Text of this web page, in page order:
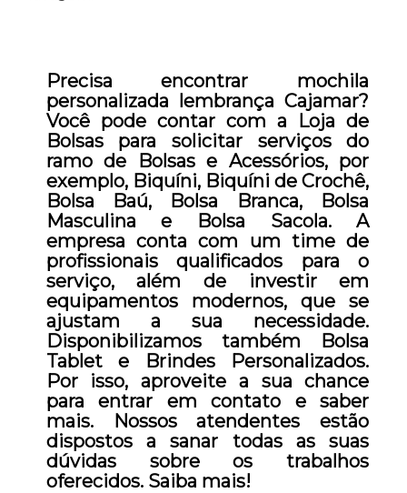
Precisa encontrar mochila
personalizada lembrança Cajamar?
Você pode contar com a Loja de
Bolsas para solicitar serviços do
ramo de Bolsas e Acessórios, por
exemplo, Biquíni, Biquíni de Crochê,
Bolsa Baú, Bolsa Branca, Bolsa
Masculina e Bolsa Sacola. A
empresa conta com um time de
profissionais qualificados para o
serviço, além de investir em
equipamentos modernos, que se
ajustam a sua necessidade.
Disponibilizamos também Bolsa
Tablet e Brindes Personalizados.
Por isso, aproveite a sua chance
para entrar em contato e saber
mais. Nossos atendentes estão
dispostos a sanar todas as suas
dúvidas sobre os trabalhos
oferecidos. Saiba mais!